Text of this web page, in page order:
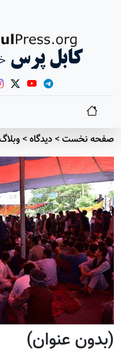
کابل پرس
صفحه نخست> دیدگاه>
(بدون عنوان)